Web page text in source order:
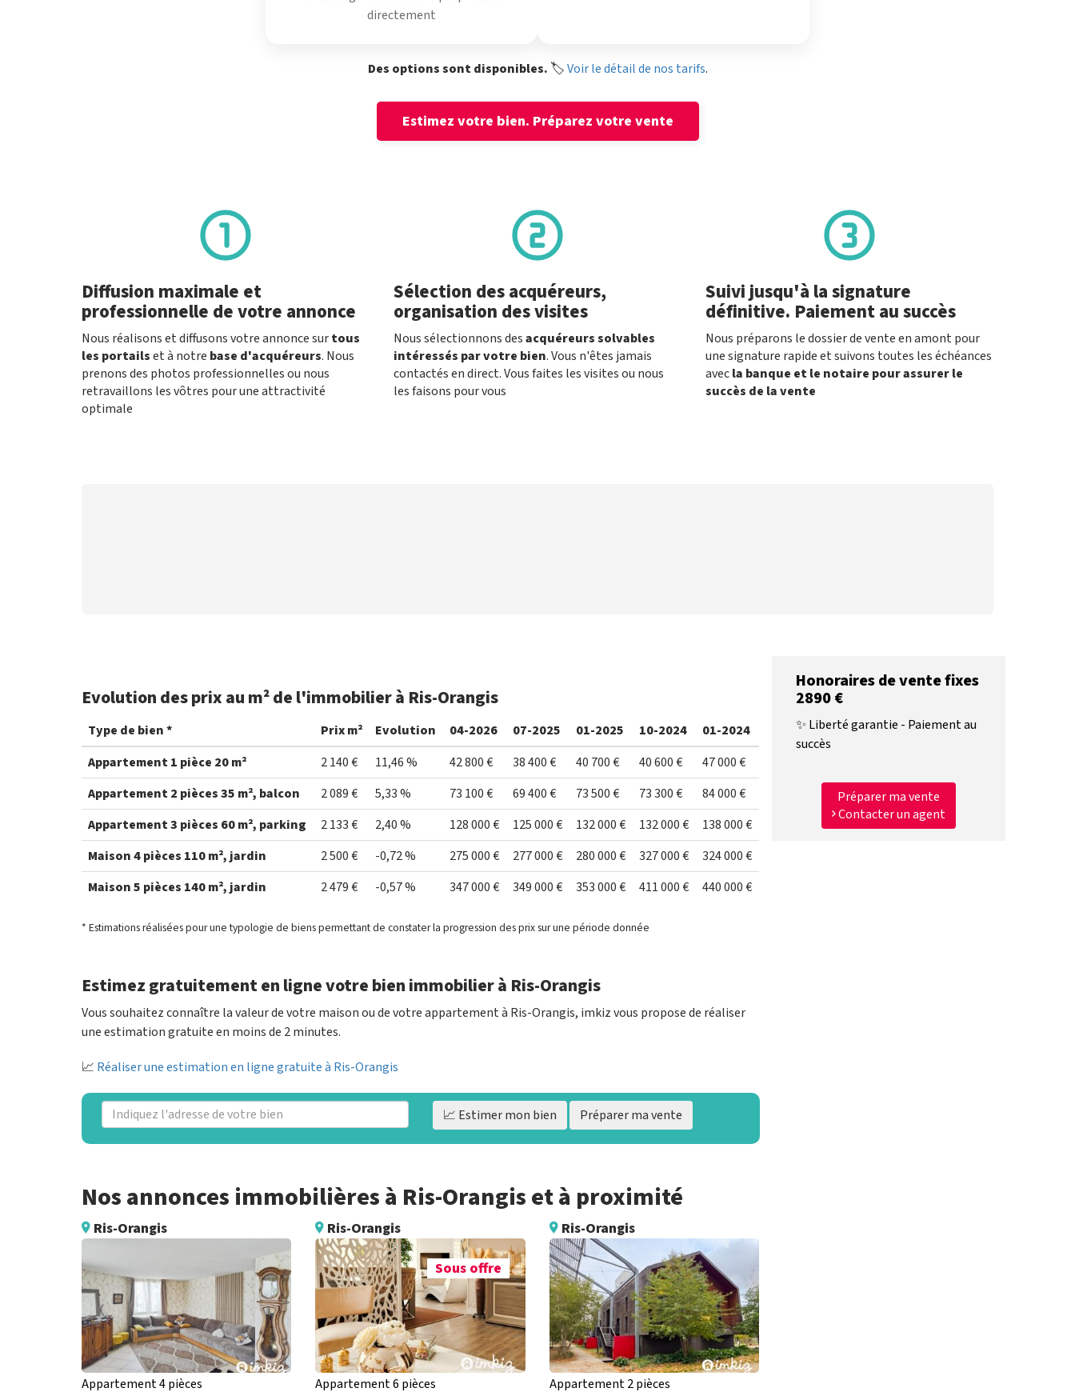
directement
Des options sont disponibles. 🏷️Voir le détail de nos tarifs.
Estimez votre bien. Préparez votre vente
Diffusion maximale et
professionnelle de votre annonce
Nous réalisons et diffusons votre annonce surtous
les portailset à notre base d'acquéreurs. Nous
prenons des photos professionnelles ou nous
retravaillons les vôtres pour une attractivité
optimale
Sélection des acquéreurs,
organisation des visites
Nous sélectionnons desacquéreurs solvables
intéressés par votre bien. Vous n'êtes jamais
contactés en direct. Vous faites les visites ou nous
les faisons pour vous
Suivi jusqu'à la signature
définitive. Paiement au succès
Nous préparons le dossier de vente en amont pour
une signature rapide et suivons toutes les échéances
avecla banque et le notaire pour assurer le
succès de la vente
Evolution des prix au m² de l'immobilier à Ris-Orangis
Type de bien * Prix m² Evolution 04-2026 07-2025 01-2025 10-2024
01-2024
Appartement 1 pièce 20 m²
2 140 € 11,46 % 42 800 € 38 400 € 40 700 € 40 600 €
47 000 €
Appartement 2 pièces 35 m², balcon
2 089 € 5,33 % 73 100 € 69 400 € 73 500 € 73 300 €
84 000 €
Appartement 3 pièces 60 m², parking
2 133 € 2,40 % 128 000 € 125 000 € 132 000 € 132 000 €
138 000 €
Maison 4 pièces 110 m², jardin
2 500 € -0,72 % 275 000 € 277 000 € 280 000 € 327 000 €
324 000 €
Maison 5 pièces 140 m², jardin
2 479 € -0,57 % 347 000 € 349 000 € 353 000 € 411 000 € 440 000 €
* Estimations réalisées pour une typologie de biens permettant de constater la progression des prix sur une période donnée
Estimez gratuitement en ligne votre bien immobilier à Ris-Orangis
Vous souhaitez connaître la valeur de votre maison ou de votre appartement à Ris-Orangis, imkiz vous propose de réaliser
une estimation gratuite en moins de 2 minutes.
📈 Réaliser une estimation en ligne gratuite à Ris-Orangis
📈 Estimermon bien Préparer ma vente
Nos annonces immobilières à Ris-Orangis et à proximité
Ris-Orangis
Appartement 4 pièces
Ris-Orangis
Sous offre
Appartement 6 pièces
Ris-Orangis
Appartement 2 pièces
Honoraires de vente fixes
2890 €
✨ Liberté garantie - Paiement au
succès
Préparer ma vente
Contacter un agent